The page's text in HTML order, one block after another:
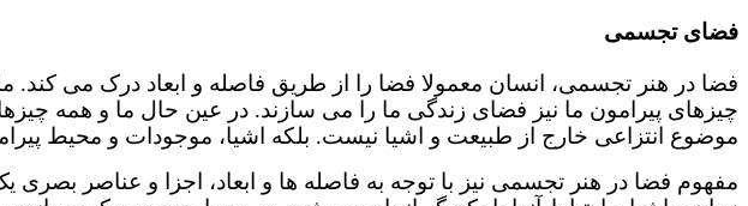
فضای تجسمی
فضا در هنر تجسمی، انسان معمولا فضا را از طریق فاصله و ابعاد درک می
چیزهای پیرامون ما نیز فضای زندگی ما را می سازند. در عین حال ما و همه
موضوع انتزاعی خارج از طبیعت و اشیا نیست. بلکه اشیا، موجودات و محیط
مفهوم فضا در هنر تجسمی نیز با توجه به فاصله ها و ابعاد، اجزا و عناصر